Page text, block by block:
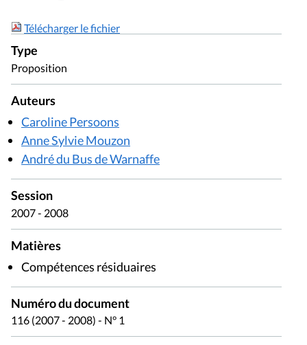
Télécharger le fichier
Type
Proposition
Auteurs
Caroline Persoons
Anne Sylvie Mouzon
André du Bus de Warnaffe
Session
2007 - 2008
Matières
Compétences résiduaires
Numéro du document
116 (2007 - 2008) - N° 1